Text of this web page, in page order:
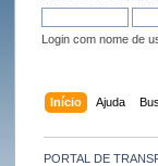
Login com nome de
Início Ajuda
PORTAL DE